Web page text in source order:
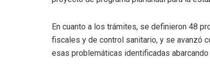
En cuanto a los trámites, se definieron 48
fiscales y de control sanitario, y se avanzó
esas problemáticas identificadas